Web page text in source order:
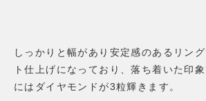
しっかりと幅があり安定感のあるリン
ト仕上げになっており、落ち着いた印
にはダイヤモンドが3粒輝きます。